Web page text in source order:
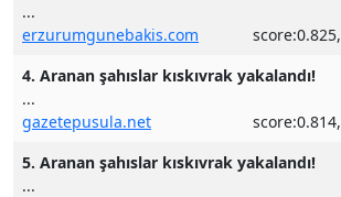
...
erzurumgunebakis.com
score:0.825,
4. Aranan şahıslar kıskıvrak yakalandı!
...
gazetepusula.net
score:0.814,
5. Aranan şahıslar kıskıvrak yakalandı!
...